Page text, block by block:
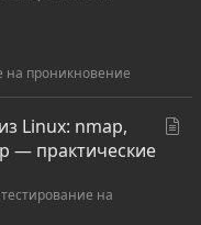
на проникновение
Linux: nmap,
— практические
на